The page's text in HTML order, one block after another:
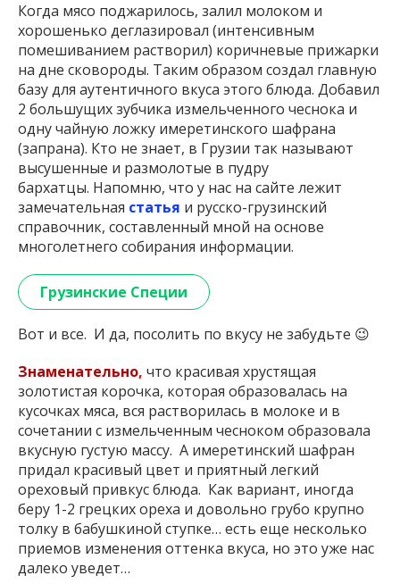
Когда мясо поджарилось, залил молоком и
хорошенько деглазировал (интенсивным
помешиванием растворил) коричневые прижарки
на дне сковороды. Таким образом создал главную
базу для аутентичного вкуса этого блюда. Добавил
2 большущих зубчика измельченного чеснока и
одну чайную ложку имеретинского шафрана
(запрана). Кто не знает, в Грузии так называют
высушенные и размолотые в пудру
бархатцы. Напомню, что у нас на сайте лежит
замечательная статья и русско-грузинский
справочник, составленный мной на основе
многолетнего собирания информации.
Грузинские Специи
Вот и все. И да, посолить по вкусу не забудьте 😉
Знаменательно, что красивая хрустящая
золотистая корочка, которая образовалась на
кусочках мяса, вся растворилась в молоке и в
сочетании с измельченным чесноком образовала
вкусную густую массу. А имеретинский шафран
придал красивый цвет и приятный легкий
ореховый привкус блюда. Как вариант, иногда
беру 1-2 грецких ореха и довольно грубо крупно
толку в бабушкиной ступке… есть еще несколько
приемов изменения оттенка вкуса, но это уже нас
далеко уведет…